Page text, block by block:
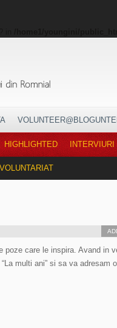
HIGHLIGHTED INTERVIURI
VOLUNTARIAT
poze care le inspira. Avand in
multi ani” si sa va adresam